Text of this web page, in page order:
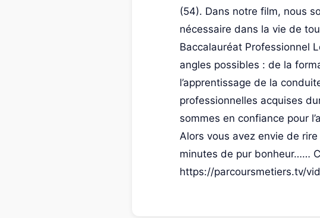
(54). Dans notre film, nous
nécessaire dans la vie de
Baccalauréat Professionnel
angles possibles : de la
l’apprentissage de la
professionnelles acquises
sommes en confiance pour
Alors vous avez envie de
minutes de pur bonheur……
https://parcoursmetiers.tv/